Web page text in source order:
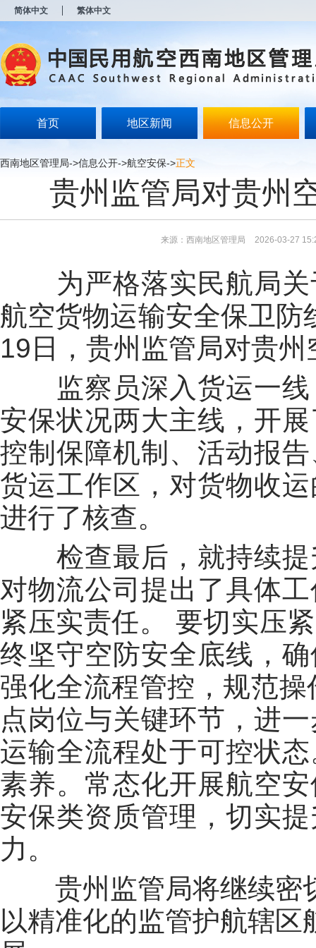
简体中文 繁体中文
首页 地区新闻 信息公开
西南地区管理局->信息公开->航空安保->正文
贵州监管局对贵州
来源：西南地区管理局 2026-03-27
为严格落实民航局
航空货物运输安全保卫 防
19 日，贵州监管局对贵
监察员深入货运一
安保状况两大主线，开
控制保障机制、活动报
货运工作区，对货物收
进行了核查。
检查最后， 就持续
对物流公司提出了具体
紧压实责任。 要切实压
终坚守空防安全底线，
强化全流程管控，规范
点岗位与关键环节，进
运输全流程处于可控状
素养。常态化开展航空
安保类资质管理，切实
力。
贵州监管局将继续密
以精准化的监管护航辖区
开
无
障
说
按
Alt
键